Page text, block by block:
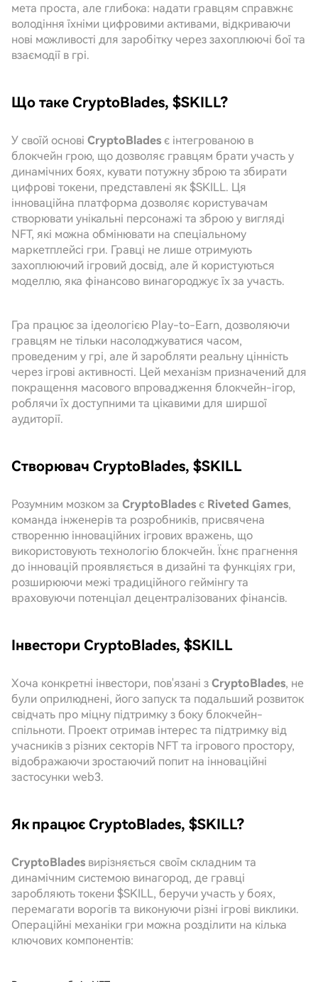
мета проста, але глибока: надати гравцям справжнє
володіння їхніми цифровими активами, відкриваючи
нові можливості для заробітку через захоплюючі бої та
взаємодії в грі.
Що таке CryptoBlades, $SKILL?
У своїй основі CryptoBlades є інтегрованою в
блокчейн грою, що дозволяє гравцям брати участь у
динамічних боях, кувати потужну зброю та збирати
цифрові токени, представлені як $SKILL. Ця
інноваційна платформа дозволяє користувачам
створювати унікальні персонажі та зброю у вигляді
NFT, які можна обмінювати на спеціальному
маркетплейсі гри. Гравці не лише отримують
захоплюючий ігровий досвід, але й користуються
моделлю, яка фінансово винагороджує їх за участь.
Гра працює за ідеологією Play-to-Earn, дозволяючи
гравцям не тільки насолоджуватися часом,
проведеним у грі, але й заробляти реальну цінність
через ігрові активності. Цей механізм призначений для
покращення масового впровадження блокчейн-ігор,
роблячи їх доступними та цікавими для ширшої
аудиторії.
Створювач CryptoBlades, $SKILL
Розумним мозком за CryptoBlades є Riveted Games,
команда інженерів та розробників, присвячена
створенню інноваційних ігрових вражень, що
використовують технологію блокчейн. Їхнє прагнення
до інновацій проявляється в дизайні та функціях гри,
розширюючи межі традиційного геймінгу та
враховуючи потенціал децентралізованих фінансів.
Інвестори CryptoBlades, $SKILL
Хоча конкретні інвестори, пов'язані з CryptoBlades, не
були оприлюднені, його запуск та подальший розвиток
свідчать про міцну підтримку з боку блокчейн-
спільноти. Проект отримав інтерес та підтримку від
учасників з різних секторів NFT та ігрового простору,
відображаючи зростаючий попит на інноваційні
застосунки web3.
Як працює CryptoBlades, $SKILL?
CryptoBlades вирізняється своїм складним та
динамічним системою винагород, де гравці
заробляють токени $SKILL, беручи участь у боях,
перемагати ворогів та виконуючи різні ігрові виклики.
Операційні механіки гри можна розділити на кілька
ключових компонентів: